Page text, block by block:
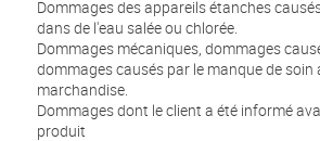
Dommages des appareils étanches
dans de l'eau salée ou chlorée.
Dommages mécaniques, dommages
dommages causés par le manque de soin
marchandise.
Dommages dont le client a été informé
produit